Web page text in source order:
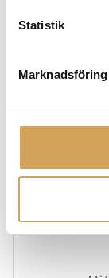
Statistik
Marknadsföring
57